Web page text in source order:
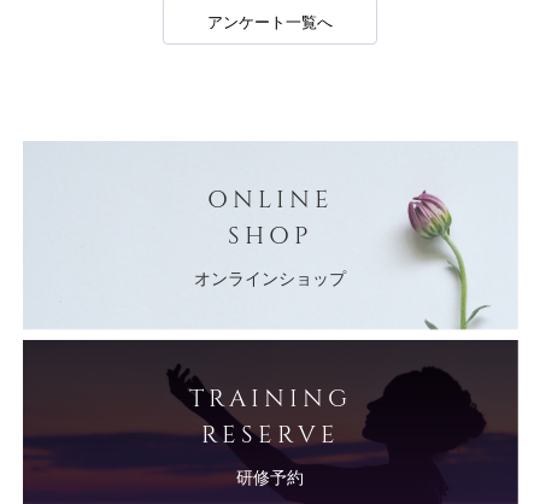
アンケート一覧へ
ONLINE
SHOP
オンラインショップ
TRAINING
RESERVE
研修予約